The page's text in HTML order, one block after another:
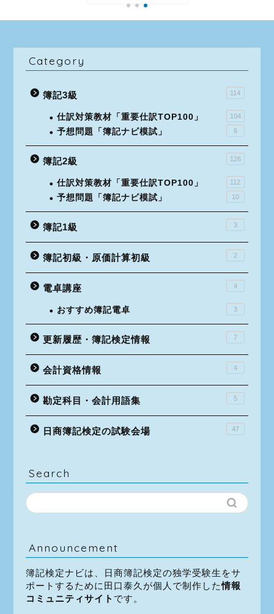
Category
簿記3級 114
仕訳対策教材「重要仕訳TOP100」 104
予想問題「簿記ナビ模試」 6
簿記2級 126
仕訳対策教材「重要仕訳TOP100」 112
予想問題「簿記ナビ模試」 10
簿記1級 3
簿記初級・原価計算初級 2
電卓講座 4
おすすめ簿記電卓 3
更新履歴・簿記検定情報 7
会計資格情報 4
勘定科目・会計用語集 5
日商簿記検定の試験会場 47
Search
Announcement
簿記検定ナビは、日商簿記検定の独学受験生をサ
ポートするために田口泰久が個人で制作した情報
コミュニティサイト です。